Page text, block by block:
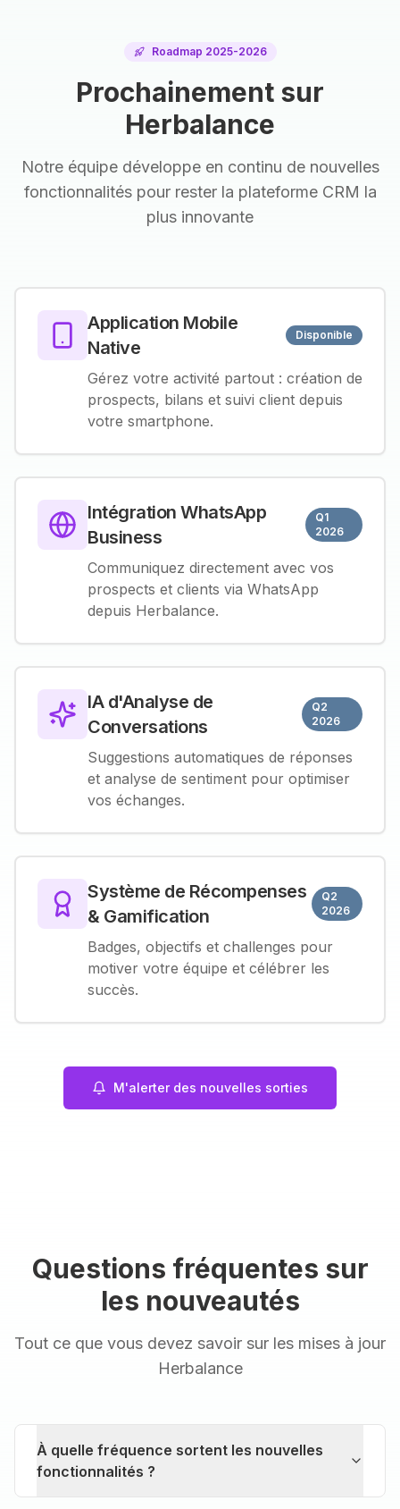
Roadmap 2025-2026
Prochainement sur
Herbalance
Notre équipe développe en continu de nouvelles
fonctionnalités pour rester la plateforme CRM la
plus innovante
Application Mobile
Native
Disponible
Gérez votre activité partout : création de
prospects, bilans et suivi client depuis
votre smartphone.
Intégration WhatsApp
Business
Q1
2026
Communiquez directement avec vos
prospects et clients via WhatsApp
depuis Herbalance.
IA d'Analyse de
Conversations
Q2
2026
Suggestions automatiques de réponses
et analyse de sentiment pour optimiser
vos échanges.
Système de Récompenses
& Gamification
Q2
2026
Badges, objectifs et challenges pour
motiver votre équipe et célébrer les
succès.
M'alerter des nouvelles sorties
Questions fréquentes sur
les nouveautés
Tout ce que vous devez savoir sur les mises à jour
Herbalance
À quelle fréquence sortent les nouvelles
fonctionnalités ?